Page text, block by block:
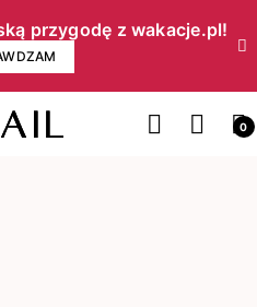
przygodę z wakacje.pl!​
0